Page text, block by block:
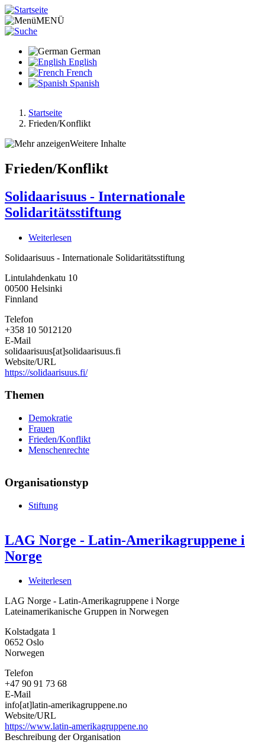
Direkt
zum
Inhalt
MENÜ
German
English
French
Spanish
Pfadnavigation
Startseite
Frieden/Konflikt
Weitere Inhalte
Frieden/Konflikt
Solidaarisuus - Internationale
Solidaritätsstiftung
Weiterlesen
-
Solidaritätsstiftung
Solidaarisuus - Internationale Solidaritätsstiftung
Lintulahdenkatu 10
00500 Helsinki
Finnland
Telefon
+358 10 5012120
E-Mail
solidaarisuus[at]solidaarisuus.fi
Website/URL
https://solidaarisuus.fi/
Themen
Demokratie
Frauen
Frieden/Konflikt
Menschenrechte
Organisationstyp
Stiftung
LAG Norge - Latin-Amerikagruppene i
Norge
Weiterlesen
Norge
-
LAG Norge - Latin-Amerikagruppene i Norge
Lateinamerikanische Gruppen in Norwegen
Kolstadgata 1
0652 Oslo
Norwegen
Telefon
+47 90 91 73 68
E-Mail
info[at]latin-amerikagruppene.no
Website/URL
https://www.latin-amerikagruppene.no
Beschreibung der Organisation